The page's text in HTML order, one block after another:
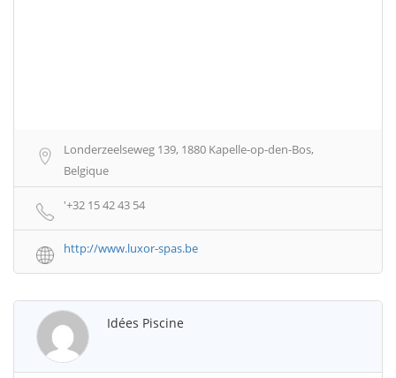
Londerzeelseweg 139, 1880 Kapelle-op-den-Bos,
Belgique
'+32 15 42 43 54
http://www.luxor-spas.be
Idées Piscine